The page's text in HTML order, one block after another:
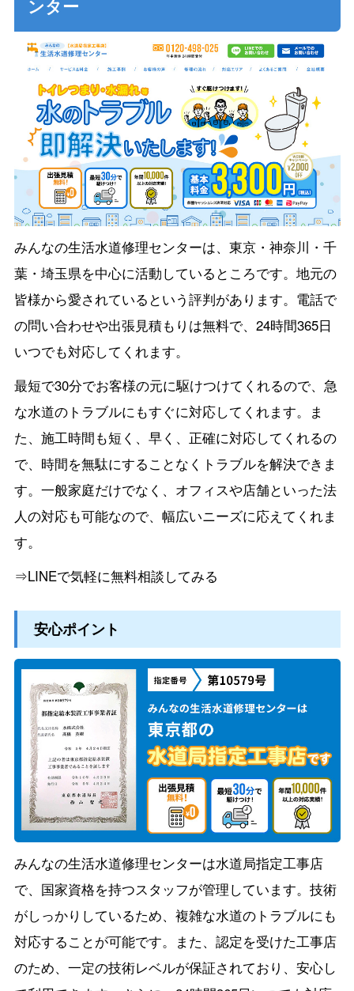
ンター
みんなの生活水道修理センターは、東京・神奈川・千
葉・埼玉県を中心に活動しているところです。地元の
皆様から愛されているという評判があります。電話で
の問い合わせや出張見積もりは無料で、24時間365日
いつでも対応してくれます。
最短で30分でお客様の元に駆けつけてくれるので、急
な水道のトラブルにもすぐに対応してくれます。ま
た、施工時間も短く、早く、正確に対応してくれるの
で、時間を無駄にすることなくトラブルを解決できま
す。一般家庭だけでなく、オフィスや店舗といった法
人の対応も可能なので、幅広いニーズに応えてくれま
す。
⇒LINEで気軽に無料相談してみる
安心ポイント
みんなの生活水道修理センターは水道局指定工事店
で、国家資格を持つスタッフが管理しています。技術
がしっかりしているため、複雑な水道のトラブルにも
対応することが可能です。また、認定を受けた工事店
のため、一定の技術レベルが保証されており、安心し